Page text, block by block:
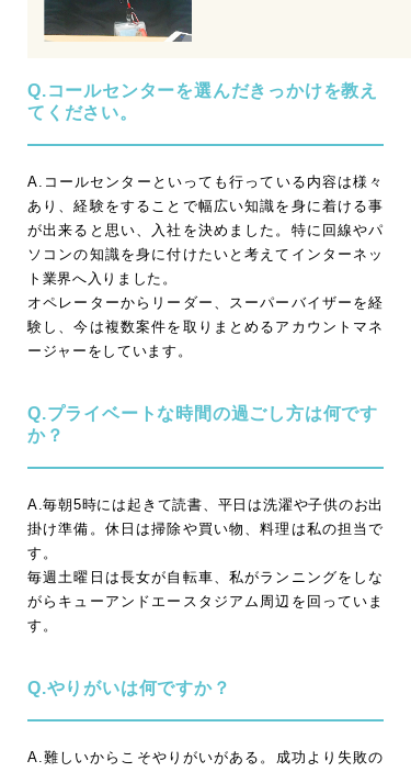
Q.コールセンターを選んだきっかけを教え
てください。
A.コールセンターといっても行っている内容は様々
あり、経験をすることで幅広い知識を身に着ける事
が出来ると思い、入社を決めました。特に回線やパ
ソコンの知識を身に付けたいと考えてインターネッ
ト業界へ入りました。
オペレーターからリーダー、スーパーバイザーを経
験し、今は複数案件を取りまとめるアカウントマネ
ージャーをしています。
Q.プライベートな時間の過ごし方は何です
か？
A.毎朝5時には起きて読書、平日は洗濯や子供のお出
掛け準備。休日は掃除や買い物、料理は私の担当で
す。
毎週土曜日は長女が自転車、私がランニングをしな
がらキューアンドエースタジアム周辺を回っていま
す。
Q.やりがいは何ですか？
A.難しいからこそやりがいがある。成功より失敗の